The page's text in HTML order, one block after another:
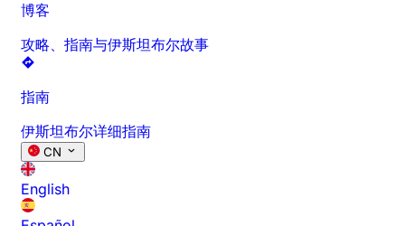
博客
攻略、指南与伊斯坦布尔故事
指南
伊斯坦布尔详细指南
CN
English